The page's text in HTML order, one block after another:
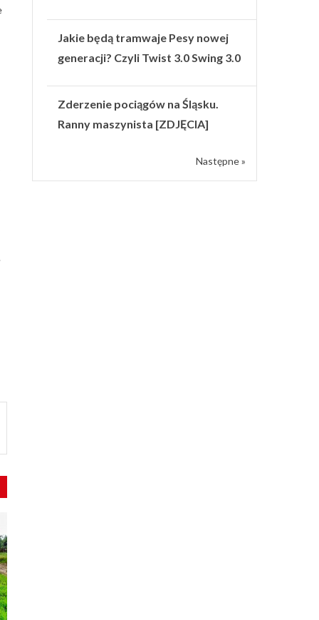
Jakie będą tramwaje Pesy nowej
generacji? Czyli Twist 3.0 Swing 3.0
Zderzenie pociągów na Śląsku.
Ranny maszynista [ZDJĘCIA]
Następne »